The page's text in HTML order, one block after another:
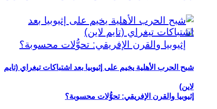
إثيوبيا والقرن الإفريقي: تحوُّلات محسوبة؟
شبح الحرب الأهلية يخيم على إثيوبيا بعد اشتباكات تيغراي (تايم
لاين)